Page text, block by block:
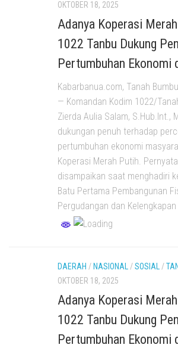
OKTOBER 18, 2025
Adanya Koperasi
1022 Tanbu Dukung
Pertumbuhan Ekonomi
Kabarbanua.com, Tanah
— Komandan Kodim 1022/
Zierda Aulia Salam, S.Hub.Int.,
dukungan penuh terhadap
pertumbuhan ekonomi
Koperasi Merah Putih.
disampaikan saat menghadiri
Batu Pertama Pembangunan
Pergudangan dan
DAERAH / NASIONAL /SOSIAL /
OKTOBER 18, 2025
Adanya Koperasi
1022 Tanbu Dukung
Pertumbuhan Ekonomi